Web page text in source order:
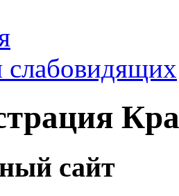
слабовидящих
сайт